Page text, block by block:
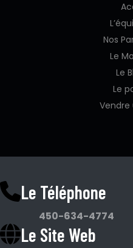
Nos
Le
Le
Le
Vendre
Le Téléphone
450-634-4774
Le Site Web